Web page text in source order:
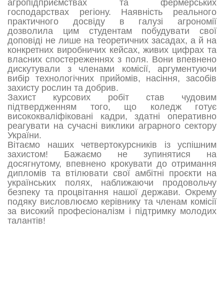
агропідприємствах та фермерських
господарствах регіону. Наявність реального
практичного досвіду в галузі агрономії
дозволила цим студентам побудувати свої
доповіді не лише на теоретичних засадах, а й на
конкретних виробничих кейсах, живих цифрах та
власних спостереженнях з поля. Вони впевнено
дискутували з членами комісії, аргументуючи
вибір технологічних прийомів, насіння, засобів
захисту рослин та добрив.
Захист курсових робіт став чудовим
підтвердженням того, що коледж готує
висококваліфіковані кадри, здатні оперативно
реагувати на сучасні виклики аграрного сектору
України.
Вітаємо наших четвертокурсників із успішним
захистом! Бажаємо не зупинятися на
досягнутому, впевнено крокувати до отримання
дипломів та втілювати свої амбітні проєкти на
українських полях, наближаючи продовольчу
безпеку та процвітання нашої держави. Окрему
подяку висловлюємо керівнику та членам комісії
за високий професіоналізм і підтримку молодих
талантів!